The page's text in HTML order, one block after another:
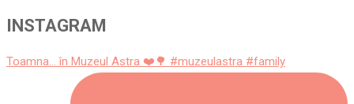
INSTAGRAM
Toamna... în Muzeul Astra ❤️🌳 #muzeulastra #family